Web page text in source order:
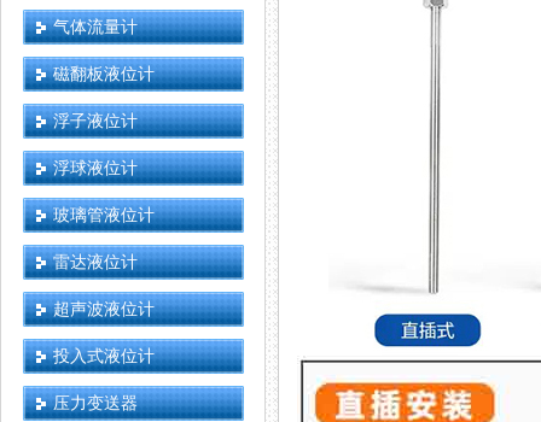
气体流量计
磁翻板液位计
浮子液位计
浮球液位计
玻璃管液位计
雷达液位计
超声波液位计
投入式液位计
压力变送器